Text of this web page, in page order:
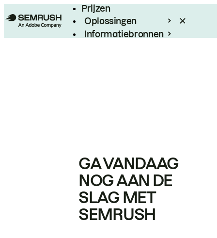
Prijzen
Oplossingen
Informatiebronnen
GA VANDAAG
NOG AAN DE
SLAG MET
SEMRUSH